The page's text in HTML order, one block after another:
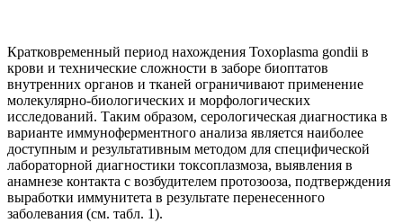
Кратковременный период нахождения Toxoplаsma gondii в
крови и технические сложности в заборе биоптатов
внутренних органов и тканей ограничивают применение
молекулярно-биологических и морфологических
исследований. Таким образом, серологическая диагностика в
варианте иммуноферментного анализа является наиболее
доступным и результативным методом для специфической
лабораторной диагностики токсоплазмоза, выявления в
анамнезе контакта с возбудителем протозооза, подтверждения
выработки иммунитета в результате перенесенного
заболевания (см. табл. 1).